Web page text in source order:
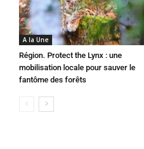
A la Une
Région. Protect the Lynx : une
mobilisation locale pour sauver le
fantôme des forêts